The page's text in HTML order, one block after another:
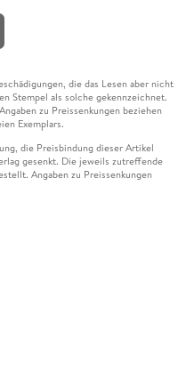
die das Lesen aber nicht
Stempel als solche gekennzeichnet.
zu Preissenkungen beziehen
Exemplars.
die Preisbindung dieser Artikel
gesenkt. Die jeweils zutreffende
Angaben zu Preissenkungen